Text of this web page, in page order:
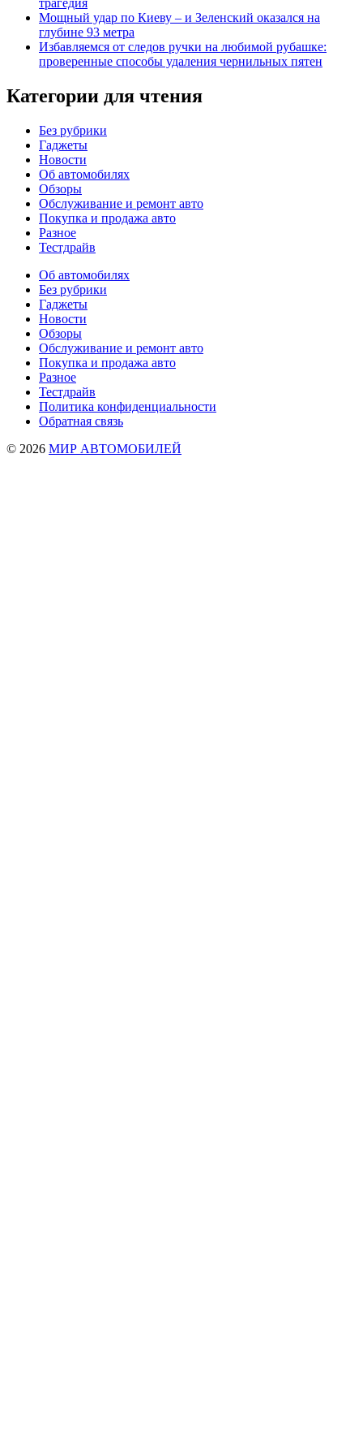
Мощный удар по Киеву – и Зеленский оказался на
глубине 93 метра
Избавляемся от следов ручки на любимой рубашке:
проверенные способы удаления чернильных пятен
Категории для чтения
Без рубрики
Гаджеты
Новости
Об автомобилях
Обзоры
Обслуживание и ремонт авто
Покупка и продажа авто
Разное
Тестдрайв
Об автомобилях
Без рубрики
Гаджеты
Новости
Обзоры
Обслуживание и ремонт авто
Покупка и продажа авто
Разное
Тестдрайв
Политика конфиденциальности
Обратная связь
© 2026 МИР АВТОМОБИЛЕЙ